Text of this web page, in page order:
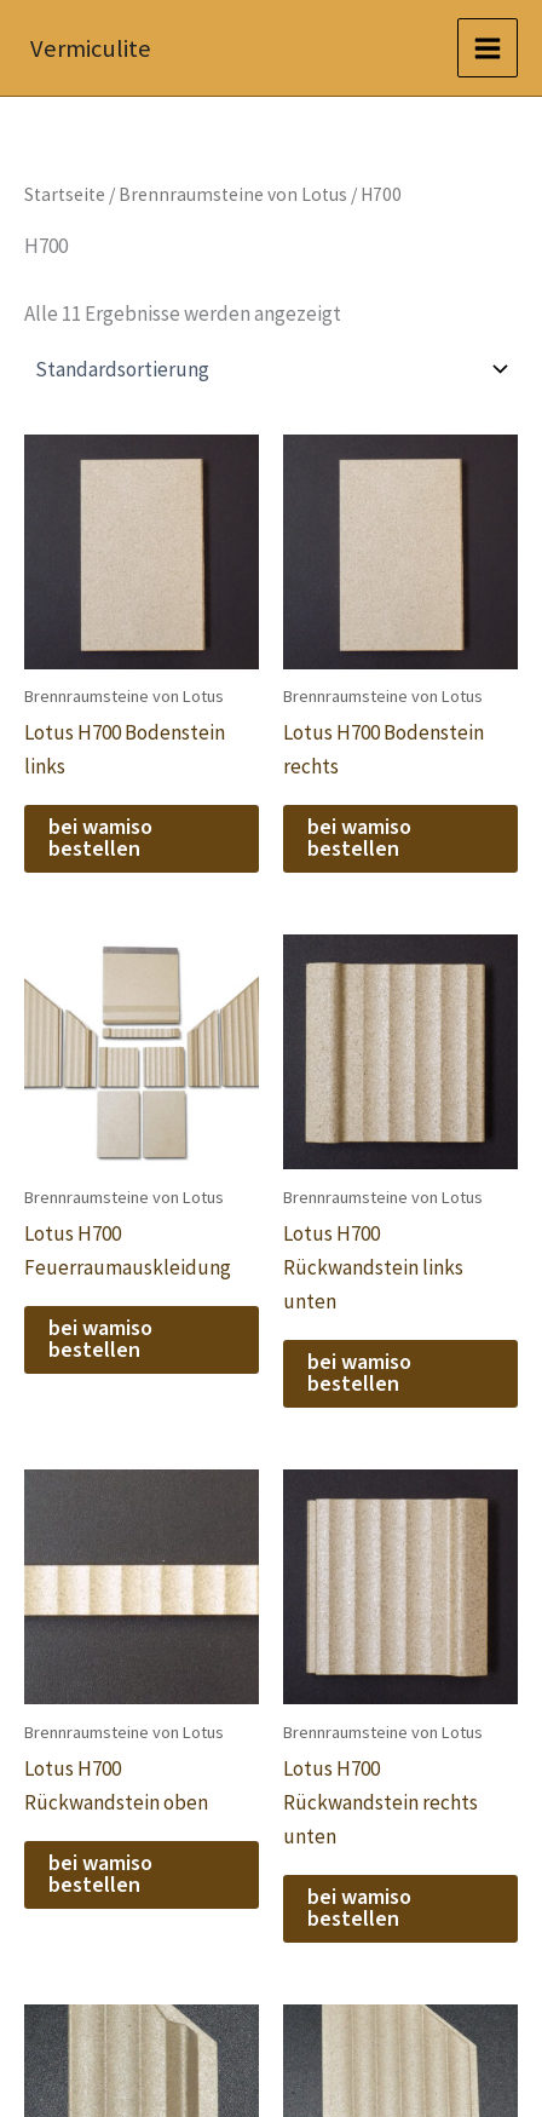
InhaltVermiculite
Startseite / Brennraumsteine von Lotus / H700
H700
Alle 11 Ergebnisse werden angezeigt
Brennraumsteine von Lotus
Lotus H700 Bodenstein
links
bei wamiso
bestellen
Brennraumsteine von Lotus
Lotus H700 Bodenstein
rechts
bei wamiso
bestellen
Brennraumsteine von Lotus
Lotus H700
Feuerraumauskleidung
bei wamiso
bestellen
Brennraumsteine von Lotus
Lotus H700
Rückwandstein links
unten
bei wamiso
bestellen
Brennraumsteine von Lotus
Lotus H700
Rückwandstein oben
bei wamiso
bestellen
Brennraumsteine von Lotus
Lotus H700
Rückwandstein rechts
unten
bei wamiso
bestellen